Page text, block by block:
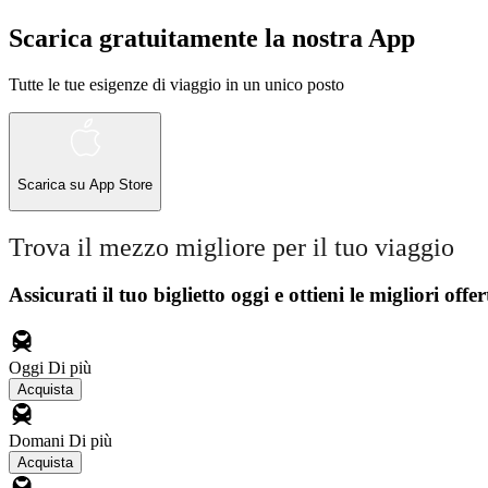
Scarica gratuitamente la nostra App
Tutte le tue esigenze di viaggio in un unico posto
Scarica su App Store
Trova il mezzo migliore per il tuo viaggio
Assicurati il ​​tuo biglietto oggi e ottieni le migliori
Oggi Di più
Acquista
Domani Di più
Acquista